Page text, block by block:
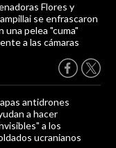
Flores y
se enfrascaron
una pelea "cuma"
a las cámaras
antidrones
a hacer
a los
ucranianos